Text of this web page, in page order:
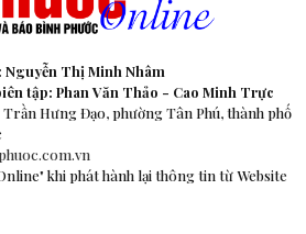
Thị Minh Nhâm
tập: Phan Văn Thảo - Cao Minh Trực
Trần Hưng Đạo, phường Tân Phú, thành phố
khi phát hành lại thông tin từ Website